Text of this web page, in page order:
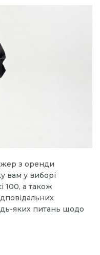
з оренди
вам у виборі
100, а також
яких питань щодо